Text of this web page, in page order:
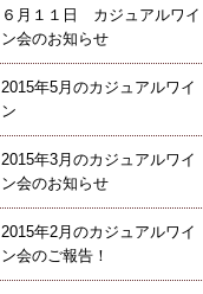
６月１１日 カジュアルワイ
ン会のお知らせ
2015年5月のカジュアルワイ
ン
2015年3月のカジュアルワイ
ン会のお知らせ
2015年2月のカジュアルワイ
ン会のご報告！